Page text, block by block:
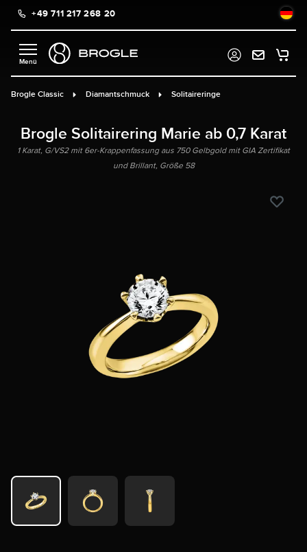
springen
+49 711 217 268 20
Brogle Classic Diamantschmuck Solitaireringe
Brogle Solitairering Marie ab 0,7 Karat
1 Karat, G/VS2 mit 6er-Krappenfassung aus 750 Gelbgold mit GIA Zertifikat
und Brillant, Größe 58